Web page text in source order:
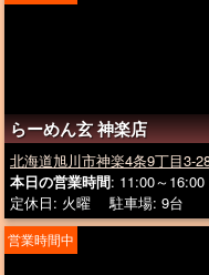
らーめん玄 神楽店
北海道旭川市神楽4条9丁目3-
本日の営業時間: 11:00～
定休日: 火曜 駐車場: 9台
営業時間中